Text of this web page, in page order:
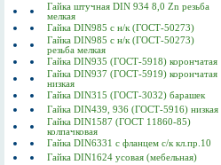
Гайка штучная DIN 934 8,0 Zn резьба
мелкая
Гайка DIN985 с н/к (ГОСТ-50273)
Гайка DIN985 с н/к (ГОСТ-50273)
резьба мелкая
Гайка DIN935 (ГОСТ-5918) корончатая
Гайка DIN937 (ГОСТ-5919) корончатая
низкая
Гайка DIN315 (ГОСТ-3032) барашек
Гайка DIN439, 936 (ГОСТ-5916) низкая
Гайка DIN1587 (ГОСТ 11860-85)
колпачковая
Гайка DIN6331 с фланцем с/к кл.пр.10
Гайка DIN1624 усовая (мебельная)